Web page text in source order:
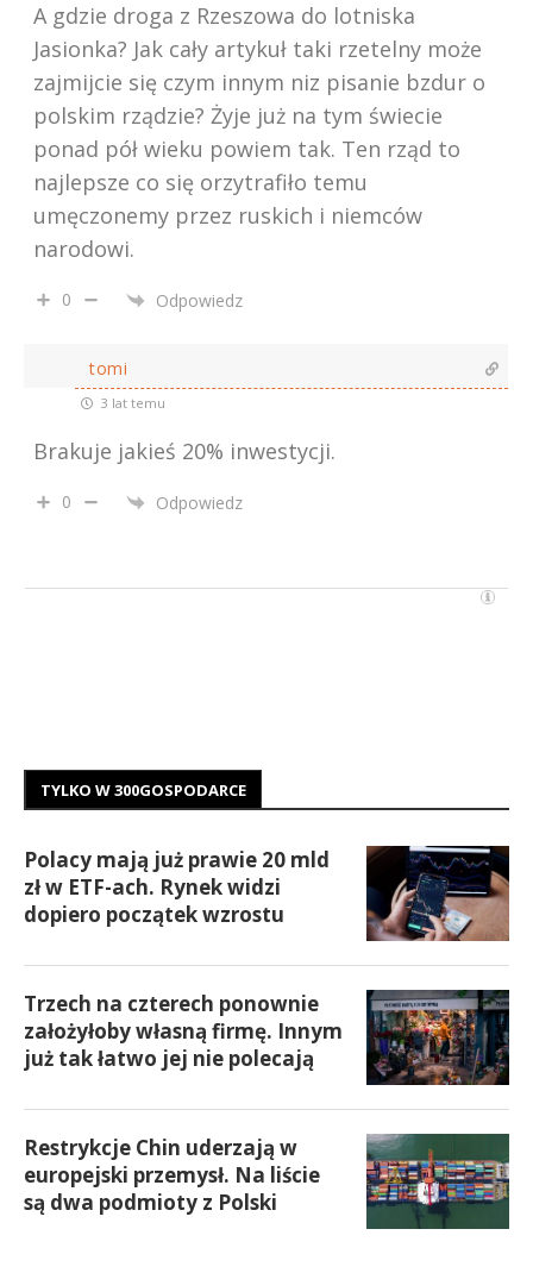
A gdzie droga z Rzeszowa do lotniska
Jasionka? Jak cały artykuł taki rzetelny może
zajmijcie się czym innym niz pisanie bzdur o
polskim rządzie? Żyje już na tym świecie
ponad pół wieku powiem tak. Ten rząd to
najlepsze co się orzytrafiło temu
umęczonemy przez ruskich i niemców
narodowi.
0 Odpowiedz
tomi
3 lat temu
Brakuje jakieś 20% inwestycji.
0 Odpowiedz
TYLKO W 300GOSPODARCE
Polacy mają już prawie 20 mld
zł w ETF-ach. Rynek widzi
dopiero początek wzrostu
Trzech na czterech ponownie
założyłoby własną firmę. Innym
już tak łatwo jej nie polecają
Restrykcje Chin uderzają w
europejski przemysł. Na liście
są dwa podmioty z Polski